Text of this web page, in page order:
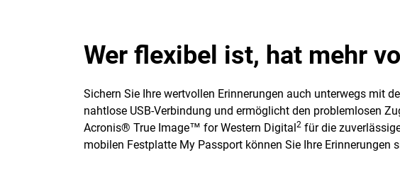
Wer flexibel ist, hat mehr
Sichern Sie Ihre wertvollen Erinnerungen auch unterwegs mit
nahtlose USB-Verbindung und ermöglicht den problemlosen
Acronis® True Image™ for Western Digital2 für die
mobilen Festplatte My Passport können Sie Ihre Erinnerungen